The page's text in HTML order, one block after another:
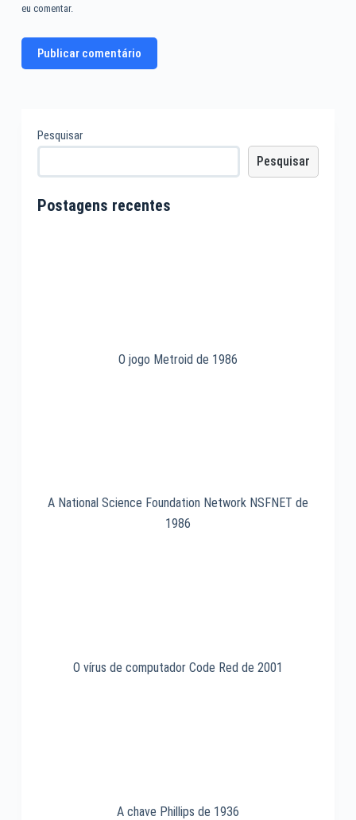
eu comentar.
Publicar comentário
Pesquisar
Pesquisar
Postagens recentes
O jogo Metroid de 1986
A National Science Foundation Network NSFNET de
1986
O vírus de computador Code Red de 2001
A chave Phillips de 1936